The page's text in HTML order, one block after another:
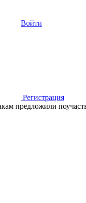
Войти
Регистрация
предложили